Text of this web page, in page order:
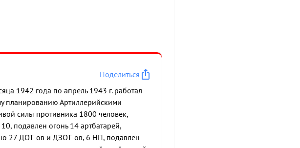
Поделиться
1942 года по апрель 1943 г. работал
планированию Артиллерийскими
силы противника 1800 человек,
подавлен огонь 14 артбатарей,
27 ДОТ-ов и ДЗОТ-ов, 6 НП, подавлен